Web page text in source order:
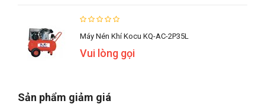
Máy Nén Khí Kocu KQ-AC-2P35L
Vui lòng gọi
Sản phẩm giảm giá